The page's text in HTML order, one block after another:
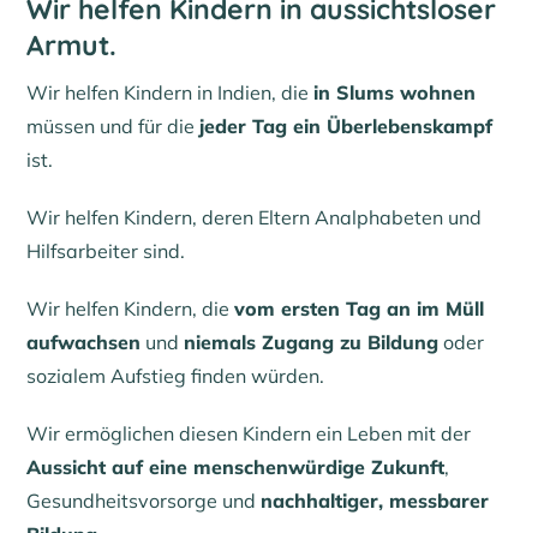
Wir helfen Kindern in aussichtsloser
Armut.
Wir helfen Kindern in Indien, diein Slums wohnen
müssen und für diejeder Tag ein Überlebenskampf
ist.
Wir helfen Kindern, deren Eltern Analphabeten und
Hilfsarbeiter sind.
Wir helfen Kindern, dievom ersten Tag an im Müll
aufwachsen und niemals Zugang zu Bildung oder
sozialem Aufstieg finden würden.
Wir ermöglichen diesen Kindern ein Leben mit der
Aussicht auf eine menschenwürdige Zukunft,
Gesundheitsvorsorge und nachhaltiger, messbarer